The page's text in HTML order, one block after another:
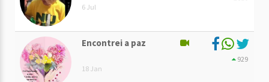
6 Jul
Encontrei a paz
18 Jan
929